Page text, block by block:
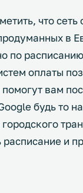
что
в
по
оплаты
вам
будь то
расписание и